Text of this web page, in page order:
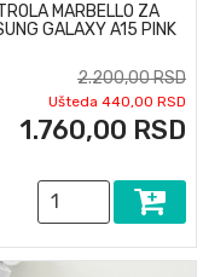
MARBELLO ZA
GALAXY A15 PINK
2.200,00 RSD
Ušteda 440,00 RSD
1.760,00 RSD